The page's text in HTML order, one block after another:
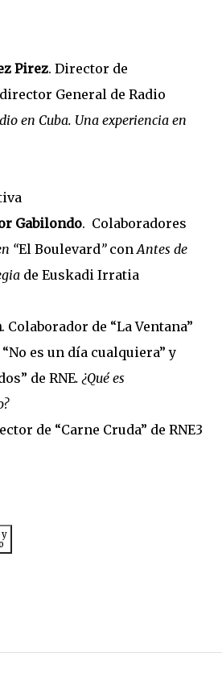
Pirez. Director de
General de Radio
en Cuba. Una experiencia en
Gabilondo. Colaboradores
“El Boulevard” conAntes de
de Euskadi Irratia
. Colaborador de “La Ventana”
“No es un día cualquiera” y
de RNE. ¿Qué es
de “Carne Cruda” de RNE3
y